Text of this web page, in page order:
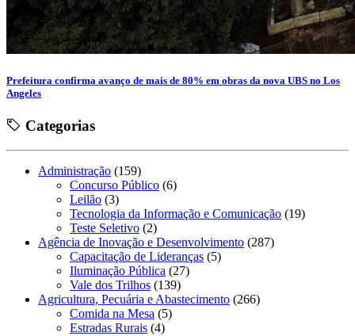
Prefeitura confirma avanço de mais de 80% em obras da nova UBS no Los
Angeles
Categorias
Administração (159)
Concurso Público (6)
Leilão (3)
Tecnologia da Informação e Comunicação (19)
Teste Seletivo (2)
Agência de Inovação e Desenvolvimento (287)
Capacitação de Lideranças (5)
Iluminação Pública (27)
Vale dos Trilhos (139)
Agricultura, Pecuária e Abastecimento (266)
Comida na Mesa (5)
Estradas Rurais (4)